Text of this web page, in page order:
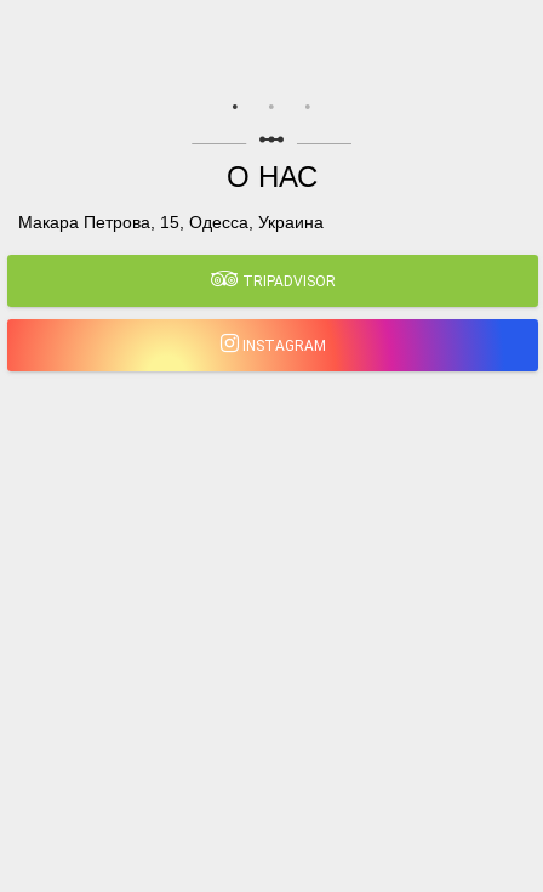
linear_scale
О НАС
Макара Петрова, 15, Одесса, Украина
TRIPADVISOR
INSTAGRAM